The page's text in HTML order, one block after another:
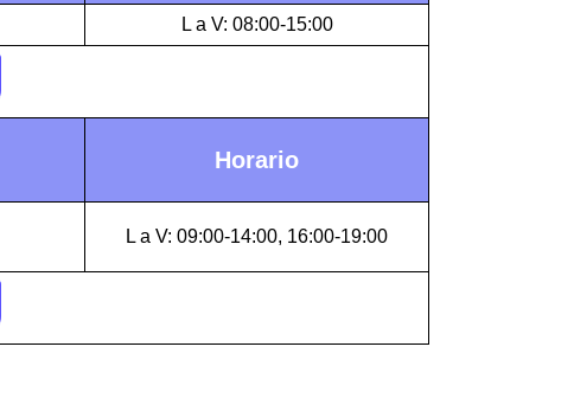
L a V: 08:00-15:00
Horario
L a V: 09:00-14:00, 16:00-19:00